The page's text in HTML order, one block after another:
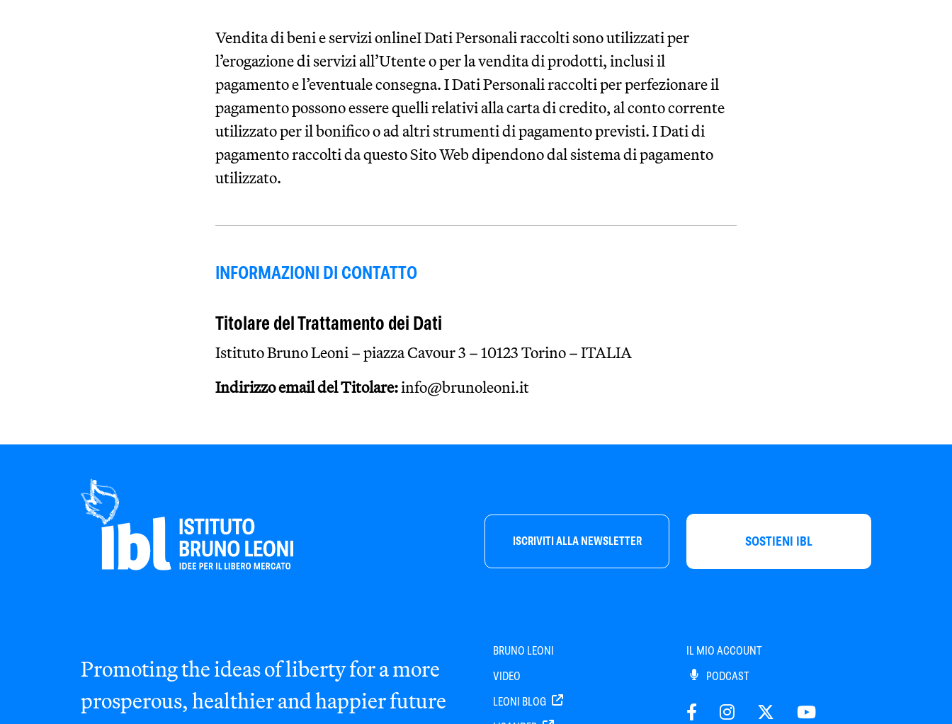
Vendita di beni e servizi onlineI Dati Personali raccolti sono utilizzati per
l’erogazione di servizi all’Utente o per la vendita di prodotti, inclusi il
pagamento e l’eventuale consegna. I Dati Personali raccolti per perfezionare il
pagamento possono essere quelli relativi alla carta di credito, al conto corrente
utilizzato per il bonifico o ad altri strumenti di pagamento previsti. I Dati di
pagamento raccolti da questo Sito Web dipendono dal sistema di pagamento
utilizzato.
INFORMAZIONI DI CONTATTO
Titolare del Trattamento dei Dati
Istituto Bruno Leoni – piazza Cavour 3 – 10123 Torino – ITALIA
Indirizzo email del Titolare:info@brunoleoni.it
ISCRIVITI ALLA NEWSLETTER SOSTIENI IBL
Promoting the ideas of liberty for a more
prosperous, healthier and happier future
BRUNO LEONI
VIDEO
LEONI BLOG
IL MIO ACCOUNT
PODCAST